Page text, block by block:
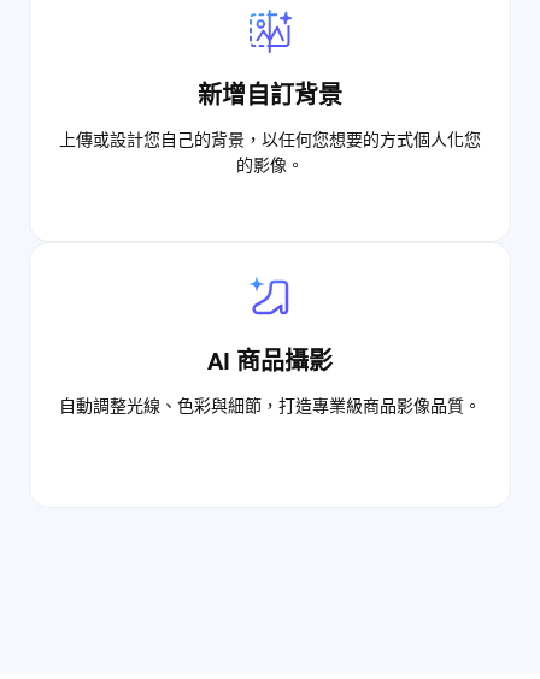
新增自訂背景
上傳或設計您自己的背景，以任何您想要的方式個人化您
的影像。
AI 商品攝影
自動調整光線、色彩與細節，打造專業級商品影像品質。